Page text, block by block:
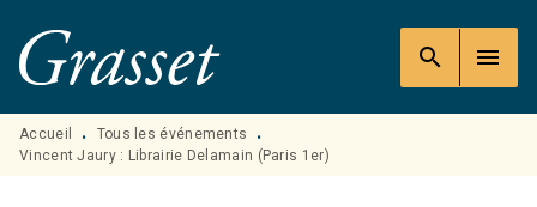
MENU RECHERCHE
PIED DE PAGE
search menu
Accueil • Tous les événements
•
Vincent Jaury : Librairie Delamain (Paris 1er)